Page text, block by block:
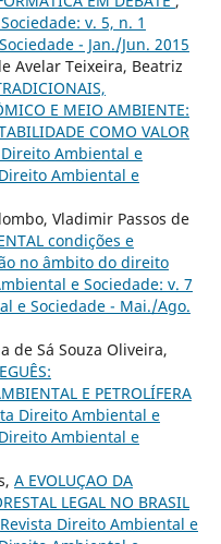
v. 5, n. 1
- Jan./Jun. 2015
Avelar Teixeira, Beatriz
E MEIO AMBIENTE:
COMO VALOR
Direito Ambiental e
Ambiental e
Vladimir Passos de
condições e
no âmbito do direito
e Sociedade: v. 7
e Sociedade - Mai./Ago.
de Sá Souza Oliveira,
E PETROLÍFERA
Direito Ambiental e
Ambiental e
A EVOLUÇAO DA
LEGAL NO BRASIL
Revista Direito Ambiental e